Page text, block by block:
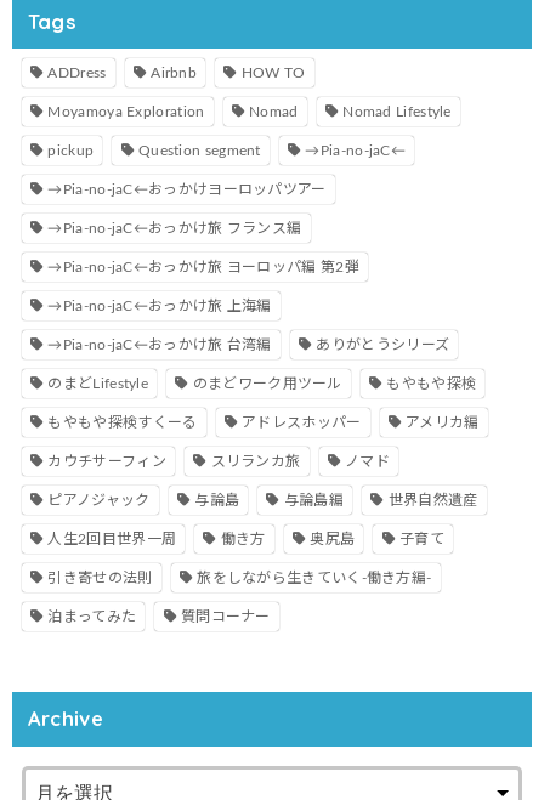
Tags
ADDress Airbnb HOW TO
Moyamoya Exploration Nomad Nomad Lifestyle
pickup Question segment →Pia-no-jaC←
→Pia-no-jaC←おっかけヨーロッパツアー
→Pia-no-jaC←おっかけ旅 フランス編
→Pia-no-jaC←おっかけ旅 ヨーロッパ編 第2弾
→Pia-no-jaC←おっかけ旅 上海編
→Pia-no-jaC←おっかけ旅 台湾編 ありがとうシリーズ
のまどLifestyle のまどワーク用ツール もやもや探検
もやもや探検すくーる アドレスホッパー アメリカ編
カウチサーフィン スリランカ旅 ノマド
ピアノジャック 与論島 与論島編 世界自然遺産
人生2回目世界一周 働き方 奥尻島 子育て
引き寄せの法則 旅をしながら生きていく-働き方編-
泊まってみた 質問コーナー
Archive